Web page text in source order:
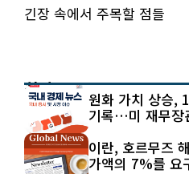
긴장 속에서 주목할 점들
최신 글
원화 가치 상승,
기록…미 재무장
이란, 호르무즈
가액의 7%를 요